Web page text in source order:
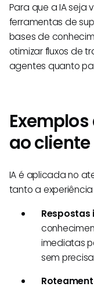
Para que a IA
ferramentas de
bases de
otimizar fluxos de
agentes quanto
ao cliente
IA é aplicada no
tanto a
imediatas
sem